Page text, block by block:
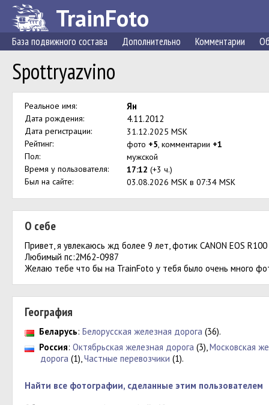
TrainFoto
База подвижного состава Дополнительно Комментарии
Spottryazvino
Реальное имя: Ян
Дата рождения: 4.11.2012
Дата регистрации:
31.12.2025 MSK
Рейтинг:
фото +5, комментарии +1
Пол:
мужской
Время у пользователя:
17:12 (+3 ч.)
Был на сайте:
03.08.2026 MSK в 07:34 MSK
О себе
Привет, я увлекаюсь жд более 9 лет, фотик CANON EOS
Любимый пс:2М62-0987
Желаю тебе что бы на TrainFoto у тебя было очень много
География
Беларусь: Белорусская железная дорога (36).
Россия: Октябрьская железная дорога (3),Московская
дорога (1),Частные перевозчики (1).
Найти все фотографии, сделанные этим пользователем